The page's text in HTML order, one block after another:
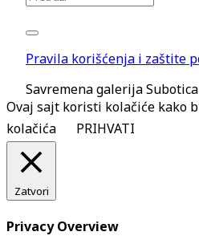
Pravila korišćenja i zaštite
Savremena galerija
Ovaj sajt koristi kolačiće kako
kolačića
PRIHVATI
Zatvori
Privacy Overview